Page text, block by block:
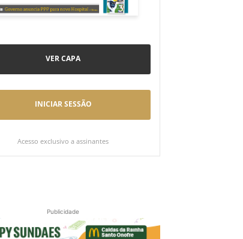
VER CAPA
INICIAR SESSÃO
Acesso exclusivo a assinantes
Publicidade